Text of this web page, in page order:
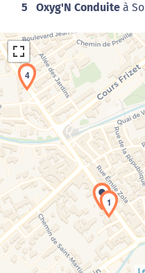
5 Oxyg'N Conduite à
1
4